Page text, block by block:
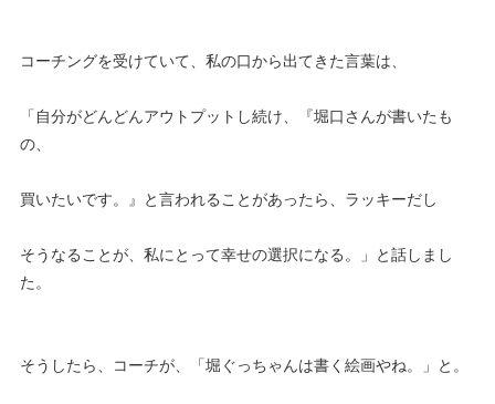
コーチングを受けていて、私の口から出てきた言葉は、
「自分がどんどんアウトプットし続け、『堀口さんが書いたも
の、
買いたいです。』と言われることがあったら、ラッキーだし
そうなることが、私にとって幸せの選択になる。」と話しまし
た。
そうしたら、コーチが、「堀ぐっちゃんは書く絵画やね。」と。